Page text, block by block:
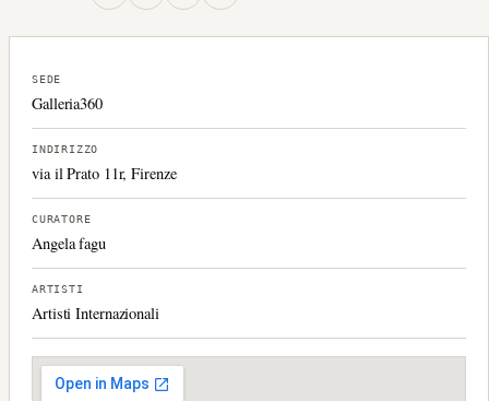
SEDE
Galleria360
INDIRIZZO
via il Prato 11r, Firenze
CURATORE
Angela fagu
ARTISTI
Artisti Internazionali